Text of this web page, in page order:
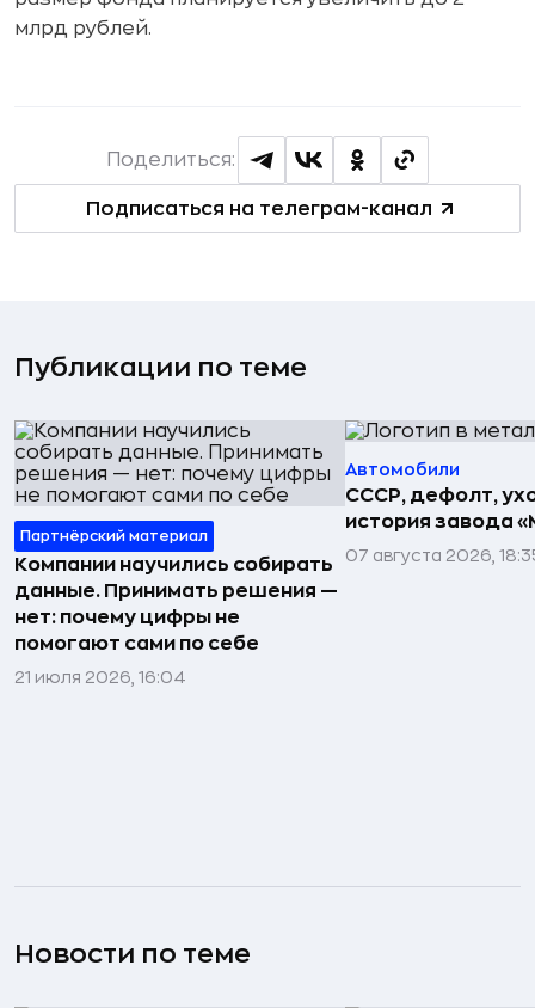
млрд рублей.
Подписаться на телеграм-канал
Поделиться:
Публикации по теме
Партнёрский материал
Компании научились собирать
данные. Принимать решения —
нет: почему цифры не
помогают сами по себе
21 июля 2026, 16:04
Автомобили
СССР, дефолт,
история завода
07 августа 2026,
Новости по теме